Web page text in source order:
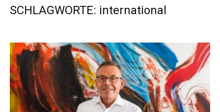
SCHLAGWORTE: international